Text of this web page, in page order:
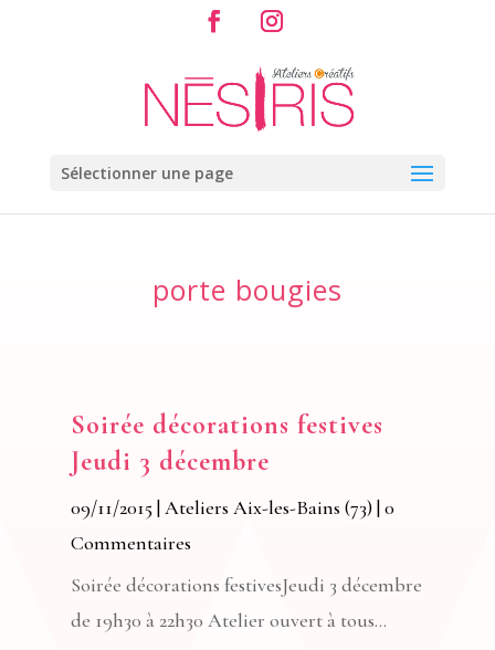
Sélectionner une page
porte bougies
Soirée décorations festives
Jeudi 3 décembre
09/11/2015|Ateliers Aix-les-Bains (73)| 0
Commentaires
Soirée décorations festivesJeudi 3 décembre
de 19h30 à 22h30 Atelier ouvert à tous...